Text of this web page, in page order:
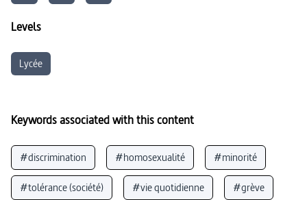
Levels
Lycée
Keywords associated with this content
#discrimination #homosexualité #minorité
#tolérance (société) #vie quotidienne #grève